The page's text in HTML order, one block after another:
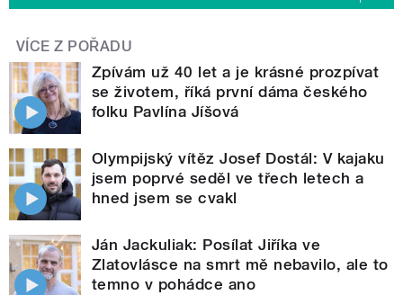
VÍCE Z POŘADU
Zpívám už 40 let a je krásné prozpívat
se životem, říká první dáma českého
folku Pavlína Jíšová
Olympijský vítěz Josef Dostál: V kajaku
jsem poprvé seděl ve třech letech a
hned jsem se cvakl
Ján Jackuliak: Posílat Jiříka ve
Zlatovlásce na smrt mě nebavilo, ale to
temno v pohádce ano